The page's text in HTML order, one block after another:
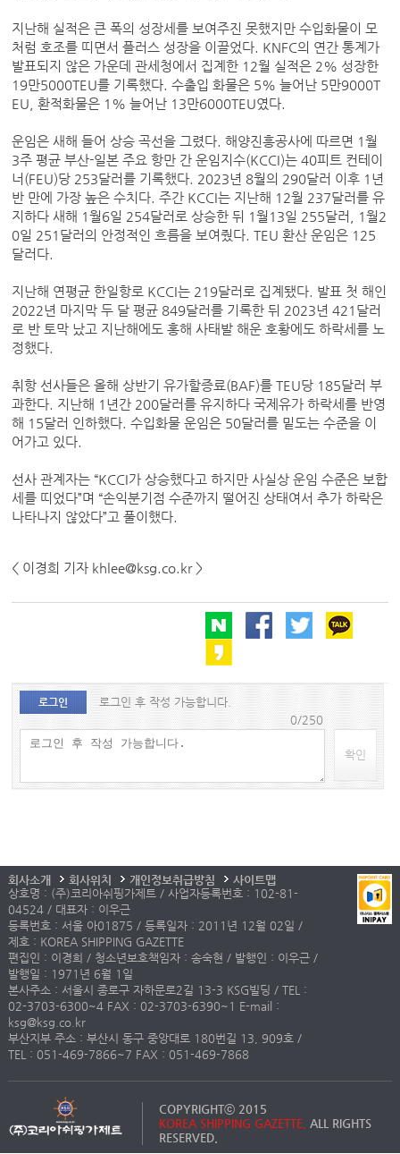
지난해 실적은 큰 폭의 성장세를 보여주진 못했지만 수입화물이 모
처럼 호조를 띠면서 플러스 성장을 이끌었다. KNFC의 연간 통계가
발표되지 않은 가운데 관세청에서 집계한 12월 실적은 2% 성장한
19만5000TEU를 기록했다. 수출입 화물은 5% 늘어난 5만9000T
EU, 환적화물은 1% 늘어난 13만6000TEU였다.
운임은 새해 들어 상승 곡선을 그렸다. 해양진흥공사에 따르면 1월
3주 평균 부산-일본 주요 항만 간 운임지수(KCCI)는 40피트 컨테이
너(FEU)당 253달러를 기록했다. 2023년 8월의 290달러 이후 1년
반 만에 가장 높은 수치다. 주간 KCCI는 지난해 12월 237달러를 유
지하다 새해 1월6일 254달러로 상승한 뒤 1월13일 255달러, 1월2
0일 251달러의 안정적인 흐름을 보여줬다. TEU 환산 운임은 125
달러다.
지난해 연평균 한일항로 KCCI는 219달러로 집계됐다. 발표 첫 해인
2022년 마지막 두 달 평균 849달러를 기록한 뒤 2023년 421달러
로 반 토막 났고 지난해에도 홍해 사태발 해운 호황에도 하락세를 노
정했다.
취항 선사들은 올해 상반기 유가할증료(BAF)를 TEU당 185달러 부
과한다. 지난해 1년간 200달러를 유지하다 국제유가 하락세를 반영
해 15달러 인하했다. 수입화물 운임은 50달러를 밑도는 수준을 이
어가고 있다.
선사 관계자는 “KCCI가 상승했다고 하지만 사실상 운임 수준은 보합
세를 띠었다”며 “손익분기점 수준까지 떨어진 상태여서 추가 하락은
나타나지 않았다”고 풀이했다.
< 이경희 기자 khlee@ksg.co.kr >
로그인
로그인 후 작성 가능합니다.
0/250
확인
회사소개 회사위치 개인정보취급방침
사이트맵
상호명 : (주)코리아쉬핑가제트 / 사업자등록번호 : 102-81-
04524 / 대표자 : 이우근
등록번호 : 서울 아01875 / 등록일자 : 2011년 12월 02일 /
제호 : KOREA SHIPPING GAZETTE
편집인 : 이경희 / 청소년보호책임자 : 송숙현 / 발행인 : 이우근 /
발행일 : 1971년 6월 1일
본사주소 : 서울시 종로구 자하문로2길 13-3 KSG빌딩 / TEL :
02-3703-6300~4 FAX : 02-3703-6390~1 E-mail :
ksg@ksg.co.kr
부산지부 주소 : 부산시 동구 중앙대로 180번길 13, 909호 /
TEL : 051-469-7866~7 FAX : 051-469-7868
COPYRIGHTⓒ 2015
KOREA SHIPPING GAZETTE. ALL RIGHTS
RESERVED.